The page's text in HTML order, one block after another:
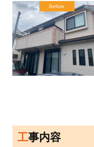
Before
工事内容